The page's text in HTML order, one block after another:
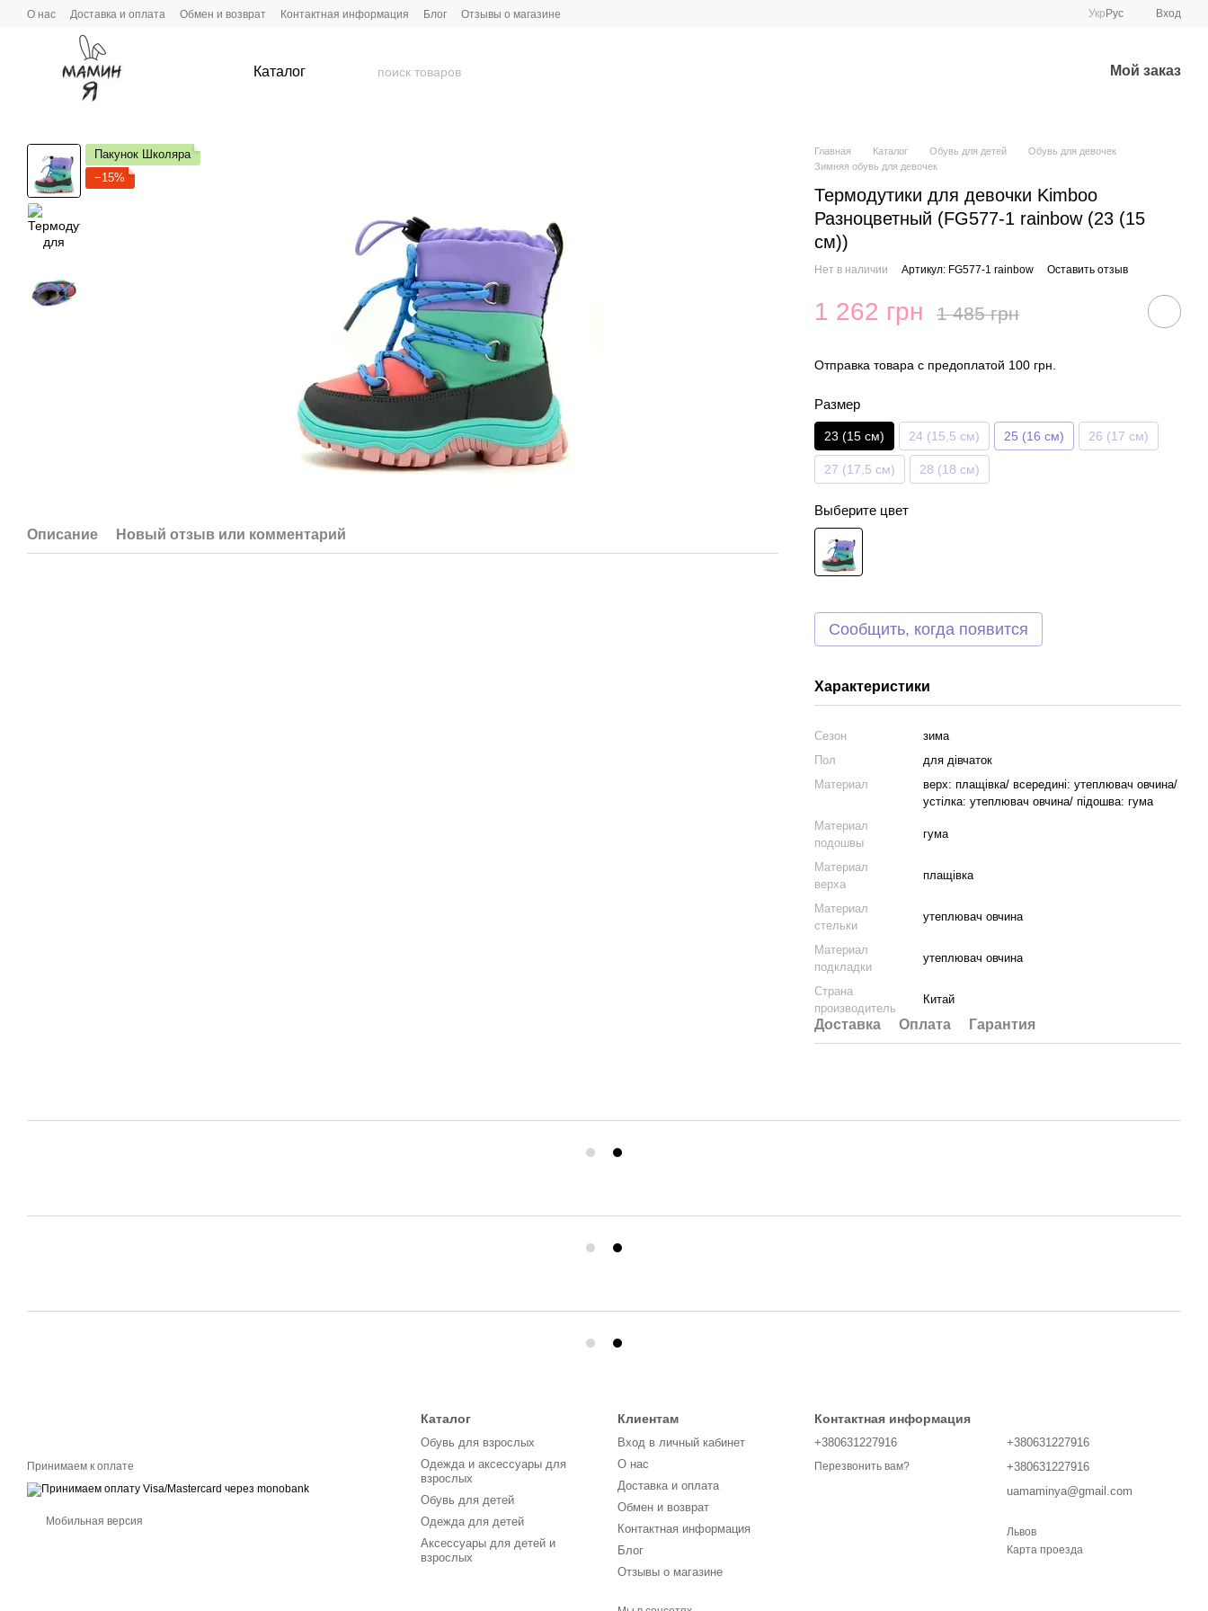
Перейти к основному контенту
О нас Доставка и оплата Обмен и возврат Контактная информация Блог Отзывы о магазине Укр Рус Вход
Каталог Мой заказ
Пакунок Школяра
−15%
Описание Новый отзыв или комментарий
Главная Каталог Обувь для детей
Обувь для девочек
Зимняя обувь для девочек
Термодутики для девочки Kimboo
Разноцветный (FG577-1 rainbow (23 (15
см))
Нет в наличии Артикул: FG577-1 rainbow Оставить отзыв
1 262 грн 1 485 грн
Отправка товара с предоплатой 100 грн.
Размер
23 (15 см) 24 (15,5 см) 25 (16 см) 26 (17 см)
27 (17,5 см) 28 (18 см)
Выберите цвет
Сообщить, когда появится
Характеристики
Сезон
зима
Пол
для дівчаток
Материал
верх: плащівка/ всередині: утеплювач овчина/
устілка: утеплювач овчина/ підошва: гума
Материал
подошвы
гума
Материал
верха
плащівка
Материал
стельки
утеплювач овчина
Материал
подкладки
утеплювач овчина
Страна
производитель
Китай
Доставка Оплата Гарантия
Принимаем к оплате
Мобильная версия
Каталог
Обувь для взрослых
Одежда и аксессуары для
взрослых
Обувь для детей
Одежда для детей
Аксессуары для детей и
взрослых
Клиентам
Вход в личный кабинет
О нас
Доставка и оплата
Обмен и возврат
Контактная информация
Блог
Отзывы о магазине
Контактная информация
+380631227916
Перезвонить вам?
+380631227916
+380631227916
uamaminya@gmail.com
Львов
Карта проезда